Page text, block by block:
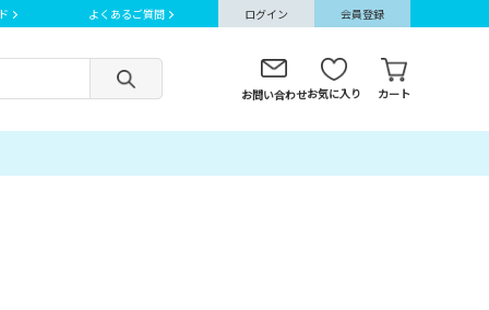
よくあるご質問 ログイン 会員登録
お問い合わせお気に入り カート